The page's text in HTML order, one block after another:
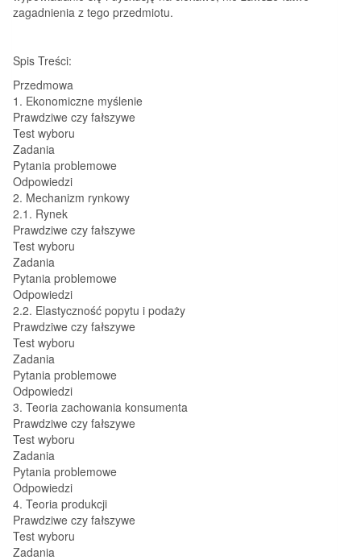
zagadnienia z tego przedmiotu.
Spis Treści:
Przedmowa
1. Ekonomiczne myślenie
Prawdziwe czy fałszywe
Test wyboru
Zadania
Pytania problemowe
Odpowiedzi
2. Mechanizm rynkowy
2.1. Rynek
Prawdziwe czy fałszywe
Test wyboru
Zadania
Pytania problemowe
Odpowiedzi
2.2. Elastyczność popytu i podaży
Prawdziwe czy fałszywe
Test wyboru
Zadania
Pytania problemowe
Odpowiedzi
3. Teoria zachowania konsumenta
Prawdziwe czy fałszywe
Test wyboru
Zadania
Pytania problemowe
Odpowiedzi
4. Teoria produkcji
Prawdziwe czy fałszywe
Test wyboru
Zadania